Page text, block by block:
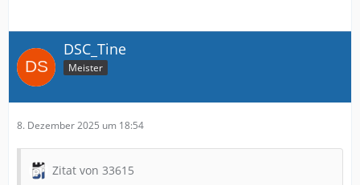
DSC_Tine
Meister
8. Dezember 2025 um 18:54
Zitat von 33615